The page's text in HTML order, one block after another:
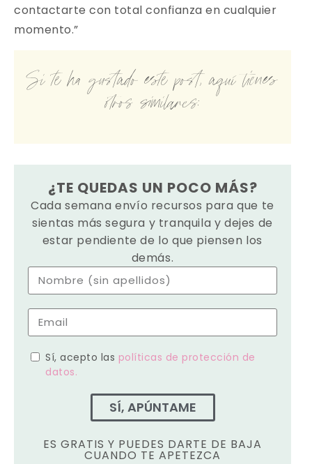
contactarte con total confianza en cualquier
momento.”
Si te ha gustado este post, aquí tienes
otros similares:
¿TE QUEDAS UN POCO MÁS?
Cada semana envío recursos para que te
sientas más segura y tranquila y dejes de
estar pendiente de lo que piensen los
demás.
Sí, acepto las políticas de protección de
datos.
SÍ, APÚNTAME
ES GRATIS Y PUEDES DARTE DE BAJA
CUANDO TE APETEZCA